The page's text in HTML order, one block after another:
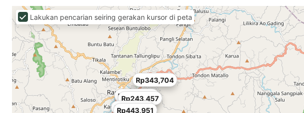
Rp143,210
Rp243,457
Rp272,099
Rp343,704
Rp443,951
Lakukan pencarian seiring gerakan kursor di peta